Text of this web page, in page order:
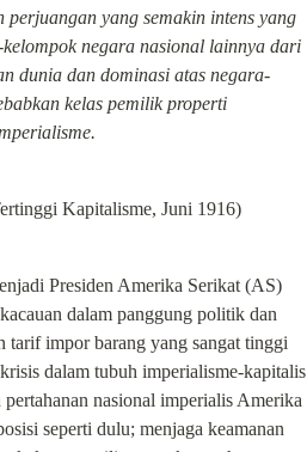
perjuangan yang semakin intens yang
negara nasional lainnya dari
dunia dan dominasi atas negara-
kelas pemilik properti
Kapitalisme, Juni 1916)
Presiden Amerika Serikat (AS)
dalam panggung politik dan
tarif impor barang yang sangat tinggi
dalam tubuh imperialisme-kapitalis
nasional imperialis Amerika
seperti dulu; menjaga keamanan